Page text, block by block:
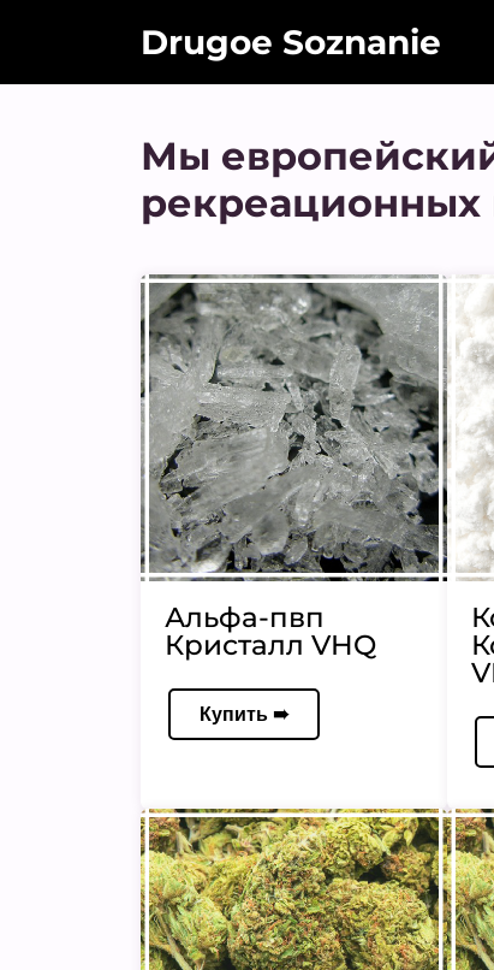
Drugoe Soznanie
Мы
рекреационных
Альфа-пвп
Кристалл VHQ
Купить ➠